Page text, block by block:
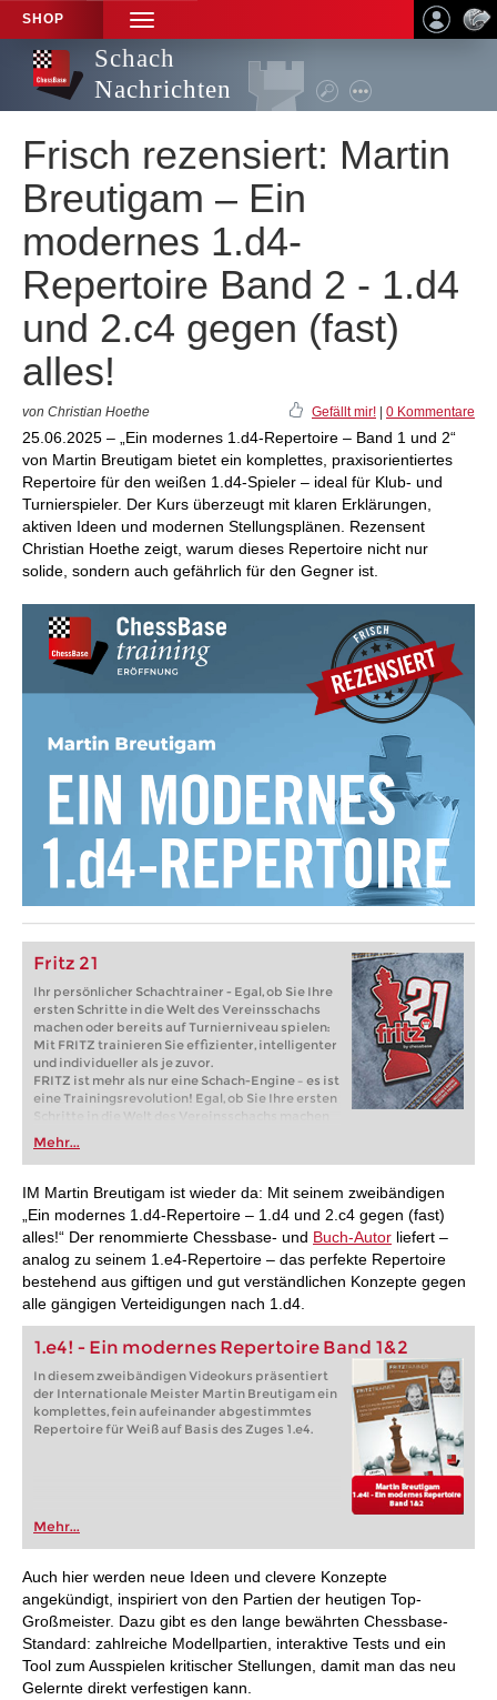
SHOP
TOGGLE
NAVIGATION
Schach
Nachrichten
Frisch rezensiert: Martin
Breutigam – Ein
modernes 1.d4-
Repertoire Band 2 - 1.d4
und 2.c4 gegen (fast)
alles!
von Christian Hoethe Gefällt mir! 0 Kommentare
25.06.2025 – „Ein modernes 1.d4-Repertoire – Band 1 und 2“
von Martin Breutigam bietet ein komplettes, praxisorientiertes
Repertoire für den weißen 1.d4-Spieler – ideal für Klub- und
Turnierspieler. Der Kurs überzeugt mit klaren Erklärungen,
aktiven Ideen und modernen Stellungsplänen. Rezensent
Christian Hoethe zeigt, warum dieses Repertoire nicht nur
solide, sondern auch gefährlich für den Gegner ist.
Fritz 21
Ihr persönlicher Schachtrainer - Egal, ob Sie Ihre
ersten Schritte in die Welt des Vereinsschachs
machen oder bereits auf Turnierniveau spielen:
Mit FRITZ trainieren Sie effizienter, intelligenter
und individueller als je zuvor.
FRITZ ist mehr als nur eine Schach-Engine – es ist
eine Trainingsrevolution! Egal, ob Sie Ihre ersten
Schritte in die Welt des Vereinsschachs machen
oder bereits auf Turnierniveau spielen: Mit
FRITZ trainieren Sie effizienter, intelligenter und
individueller als je zuvor.
Mehr...
IM Martin Breutigam ist wieder da: Mit seinem zweibändigen
„Ein modernes 1.d4-Repertoire – 1.d4 und 2.c4 gegen (fast)
alles!“ Der renommierte Chessbase- und Buch-Autor liefert –
analog zu seinem 1.e4-Repertoire – das perfekte Repertoire
bestehend aus giftigen und gut verständlichen Konzepte gegen
alle gängigen Verteidigungen nach 1.d4.
1.e4! - Ein modernes Repertoire Band 1&2
In diesem zweibändigen Videokurs präsentiert
der Internationale Meister Martin Breutigam ein
komplettes, fein aufeinander abgestimmtes
Repertoire für Weiß auf Basis des Zuges 1.e4.
Mehr...
Auch hier werden neue Ideen und clevere Konzepte
angekündigt, inspiriert von den Partien der heutigen Top-
Großmeister. Dazu gibt es den lange bewährten Chessbase-
Standard: zahlreiche Modellpartien, interaktive Tests und ein
Tool zum Ausspielen kritischer Stellungen, damit man das neu
Gelernte direkt verfestigen kann.